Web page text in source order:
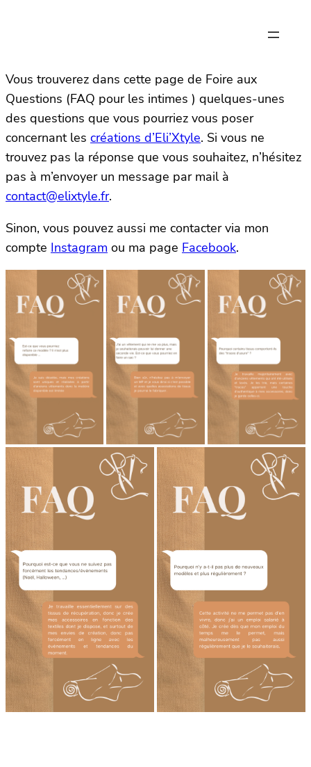
Vous trouverez dans cette page de Foire aux
Questions (FAQ pour les intimes ) quelques-unes
des questions que vous pourriez vous poser
concernant les créations d’Eli’Xtyle. Si vous ne
trouvez pas la réponse que vous souhaitez, n’hésitez
pas à m’envoyer un message par mail à
contact@elixtyle.fr.
Sinon, vous pouvez aussi me contacter via mon
compte Instagram ou ma page Facebook.